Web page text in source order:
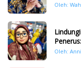
Oleh:
Oleh: